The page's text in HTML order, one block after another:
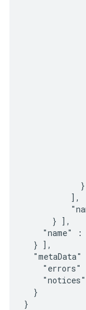
            }
          ],
      } ],
"name" :
  } ],
"metaData"
"errors"
  }
}